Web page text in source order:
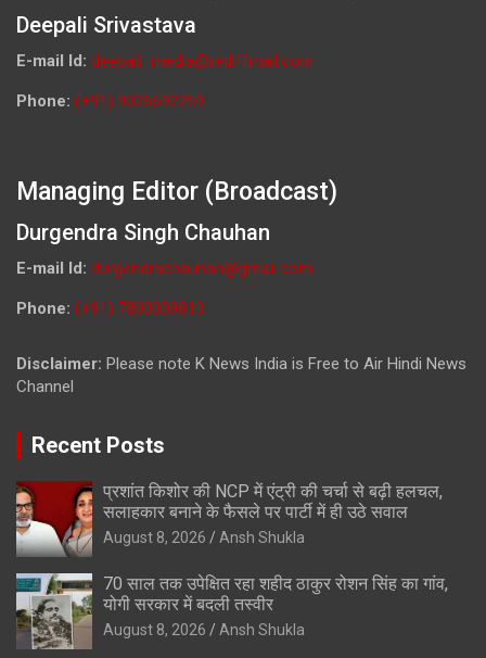
Deepali Srivastava
E-mail Id: deepali_media@rediffmail.com
Phone: (+91) 9026692259
Managing Editor (Broadcast)
Durgendra Singh Chauhan
E-mail Id: durgendrachauhan@gmail.com
Phone: (+91) 7800009813
Disclaimer: Please note K News India is Free to Air Hindi News
Channel
Recent Posts
प्रशांत किशोर की NCP में एंट्री की चर्चा से बढ़ी हलचल,
सलाहकार बनाने के फैसले पर पार्टी में ही उठे सवाल
August 8, 2026 Ansh Shukla
70 साल तक उपेक्षित रहा शहीद ठाकुर रोशन सिंह का गांव,
योगी सरकार में बदली तस्वीर
August 8, 2026 Ansh Shukla